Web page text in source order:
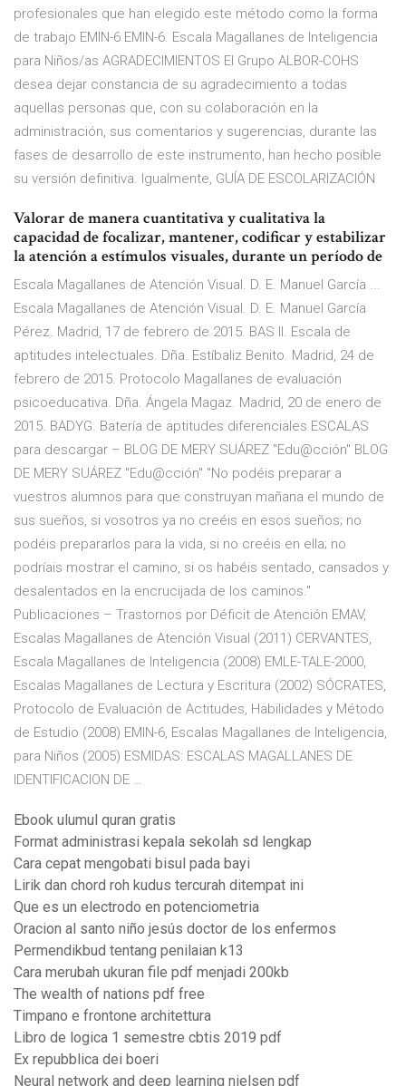
profesionales que han elegido este método como la forma
de trabajo EMIN-6 EMIN-6. Escala Magallanes de Inteligencia
para Niños/as AGRADECIMIENTOS El Grupo ALBOR-COHS
desea dejar constancia de su agradecimiento a todas
aquellas personas que, con su colaboración en la
administración, sus comentarios y sugerencias, durante las
fases de desarrollo de este instrumento, han hecho posible
su versión definitiva. Igualmente, GUÍA DE ESCOLARIZACIÓN
Valorar de manera cuantitativa y cualitativa la
capacidad de focalizar, mantener, codificar y estabilizar
la atención a estímulos visuales, durante un período de
Escala Magallanes de Atención Visual. D. E. Manuel García ...
Escala Magallanes de Atención Visual. D. E. Manuel García
Pérez. Madrid, 17 de febrero de 2015. BAS II. Escala de
aptitudes intelectuales. Dña. Estíbaliz Benito. Madrid, 24 de
febrero de 2015. Protocolo Magallanes de evaluación
psicoeducativa. Dña. Ángela Magaz. Madrid, 20 de enero de
2015. BADYG. Batería de aptitudes diferenciales ESCALAS
para descargar – BLOG DE MERY SUÁREZ "Edu@cción" BLOG
DE MERY SUÁREZ "Edu@cción" "No podéis preparar a
vuestros alumnos para que construyan mañana el mundo de
sus sueños, si vosotros ya no creéis en esos sueños; no
podéis prepararlos para la vida, si no creéis en ella; no
podríais mostrar el camino, si os habéis sentado, cansados y
desalentados en la encrucijada de los caminos."
Publicaciones – Trastornos por Déficit de Atención EMAV,
Escalas Magallanes de Atención Visual (2011) CERVANTES,
Escala Magallanes de Inteligencia (2008) EMLE-TALE-2000,
Escalas Magallanes de Lectura y Escritura (2002) SÓCRATES,
Protocolo de Evaluación de Actitudes, Habilidades y Método
de Estudio (2008) EMIN-6, Escalas Magallanes de Inteligencia,
para Niños (2005) ESMIDAS: ESCALAS MAGALLANES DE
IDENTIFICACION DE …
Ebook ulumul quran gratis
Format administrasi kepala sekolah sd lengkap
Cara cepat mengobati bisul pada bayi
Lirik dan chord roh kudus tercurah ditempat ini
Que es un electrodo en potenciometria
Oracion al santo niño jesús doctor de los enfermos
Permendikbud tentang penilaian k13
Cara merubah ukuran file pdf menjadi 200kb
The wealth of nations pdf free
Timpano e frontone architettura
Libro de logica 1 semestre cbtis 2019 pdf
Ex repubblica dei boeri
Neural network and deep learning nielsen pdf